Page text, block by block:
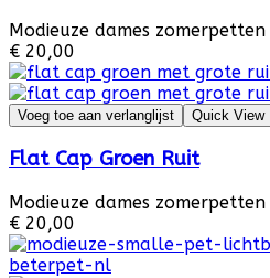
Modieuze dames zomerpetten
€ 20,00
Voeg toe aan verlanglijst Quick View
Flat Cap Groen Ruit
Modieuze dames zomerpetten
€ 20,00